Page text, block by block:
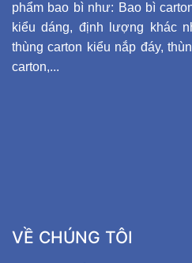
phẩm bao bì như: Bao bì
kiểu dáng, định lượng khác
thùng carton kiểu nắp đáy,
carton,...
VỀ CHÚNG TÔI